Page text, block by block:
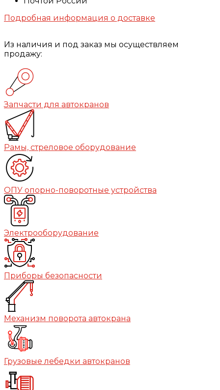
Подробная информация о доставке
Из наличия и под заказ мы осуществляем
продажу:
Запчасти для автокранов
Рамы, стреловое оборудование
ОПУ опорно-поворотные устройства
Электрооборудование
Приборы безопасности
Механизм поворота автокрана
Грузовые лебедки автокранов